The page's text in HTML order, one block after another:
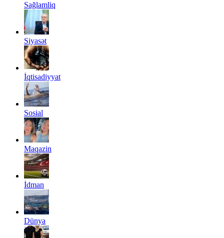
Sağlamliq
Siyasət
İqtisadiyyat
Sosial
Maqazin
İdman
Dünya